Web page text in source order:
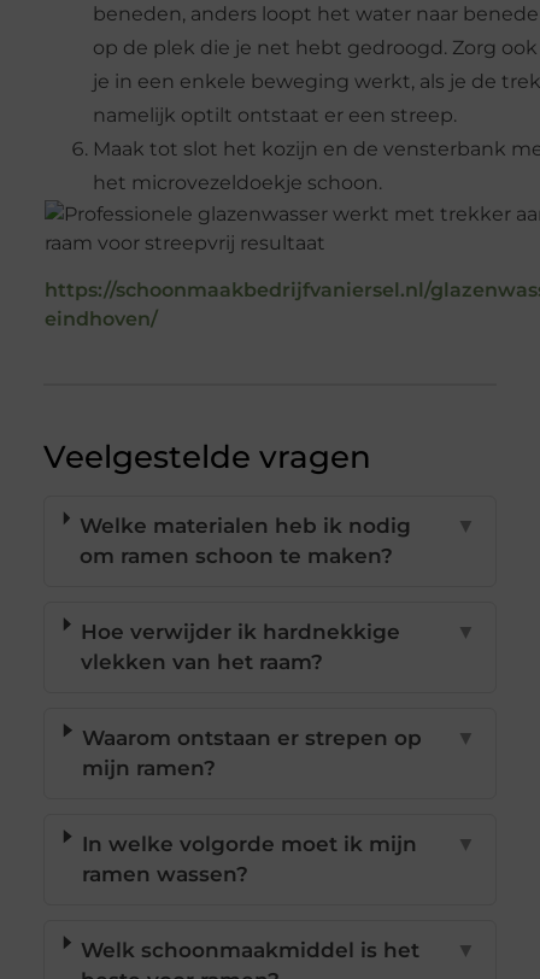
beneden, anders loopt het water naar
op de plek die je net hebt gedroogd. Zorg
je in een enkele beweging werkt, als je de
namelijk optilt ontstaat er een streep.
Maak tot slot het kozijn en de vensterbank
het microvezeldoekje schoon.
https://schoonmaakbedrijfvaniersel.nl/
eindhoven/
Veelgestelde vragen
Welke materialen heb ik nodig
om ramen schoon te maken?
▼
Hoe verwijder ik hardnekkige
vlekken van het raam?
▼
Waarom ontstaan er strepen op
mijn ramen?
▼
In welke volgorde moet ik mijn
ramen wassen?
▼
Welk schoonmaakmiddel is het
▼